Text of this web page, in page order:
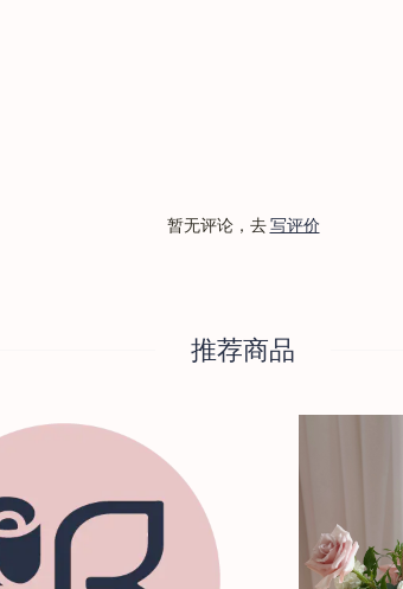
暂无评论，去写评价
推荐商品